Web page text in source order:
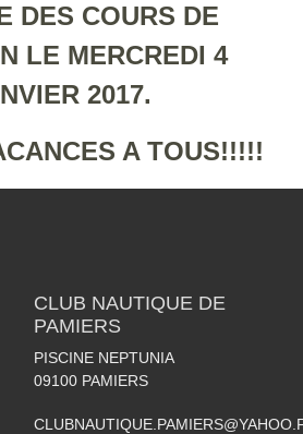
DES COURS DE
LE MERCREDI 4
2017.
A TOUS!!!!!
CLUB NAUTIQUE DE
PAMIERS
PISCINE NEPTUNIA
09100 PAMIERS